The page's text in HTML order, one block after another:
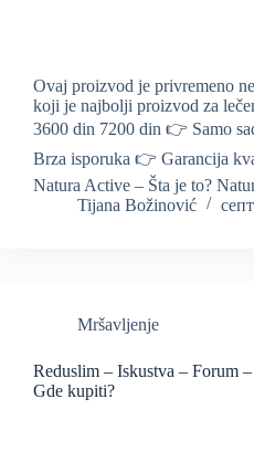
Ovaj proizvod je privremeno
koji je najbolji proizvod za
3600 din 7200 din 👉 Samo
Brza isporuka 👉 Garancija
Natura Active – Šta je to?
Tijana Božinović
Mršavljenje
Reduslim – Iskustva – Forum
Gde kupiti?